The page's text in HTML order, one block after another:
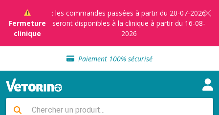
Fermeture
clinique
: les commandes passées à partir du 20-07-2026
seront disponibles à la clinique à partir du 16-08-
2026
Sélection de croquettes vétérinaire
Paiement 100% sécurisé
Livraison gratuite en clinique vétérinaire
Retour gratuit en clinique